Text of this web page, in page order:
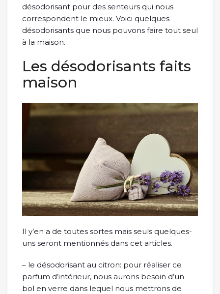
désodorisant pour des senteurs qui nous
correspondent le mieux. Voici quelques
désodorisants que nous pouvons faire tout seul
à la maison.
Les désodorisants faits
maison
Il y’en a de toutes sortes mais seuls quelques-
uns seront mentionnés dans cet articles.
– le désodorisant au citron: pour réaliser ce
parfum d’intérieur, nous aurons besoin d’un
bol en verre dans lequel nous mettrons de